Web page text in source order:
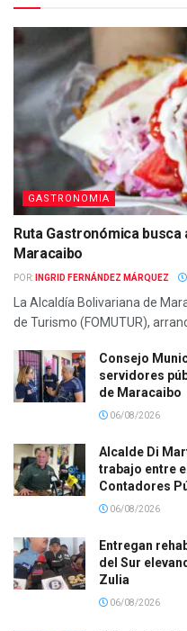
GASTRONOMIA
Ruta Gastronómica
Maracaibo
POR: INGRID FERNÁNDEZ MÁRQUEZ
La Alcaldía Bolivariana de
de Turismo (FOMUTUR),
Consejo
servidores
de Maracaibo
06/08/2026
Alcalde Di
trabajo entre
Contadores
06/08/2026
Entregan
del Sur
Zulia
06/08/2026